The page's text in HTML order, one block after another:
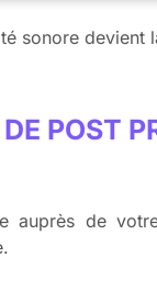
sonore
POST
auprès de